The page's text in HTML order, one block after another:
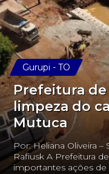
Gurupi - TO
Prefeitura
limpeza do
Mutuca
Por: Heliana Oliveira
Rafiusk A Prefeitura
importantes ações de